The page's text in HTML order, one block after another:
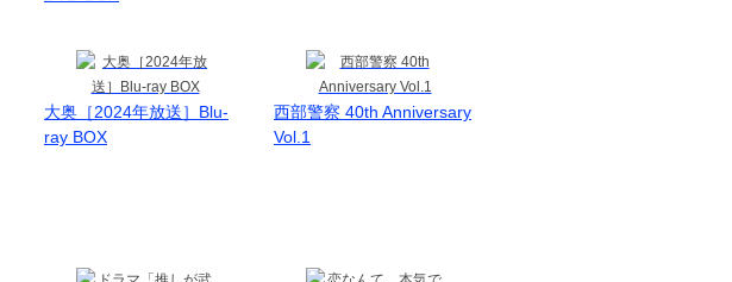
大奥［2024年放送］Blu-
ray BOX
西部警察 40th Anniversary
Vol.1